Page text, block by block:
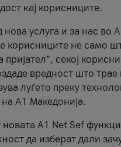
кај корисниците.
услуга и за нас во
корисниците не само
секој
вредност што трае
луѓето преку
А1 Македонија.
А1 Net Sef
да изберат дали